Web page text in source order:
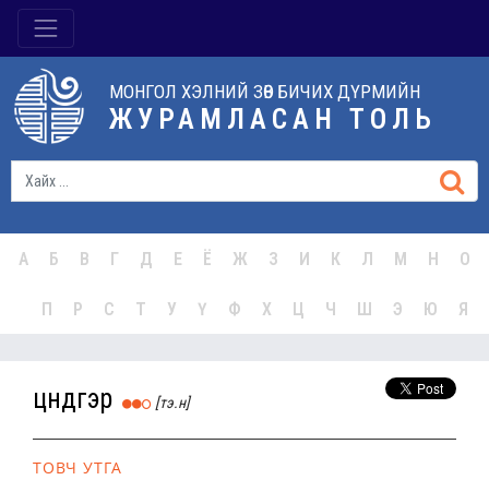
МОНГОЛ ХЭЛНИЙ ЗӨВ БИЧИХ ДҮРМИЙН
ЖУРАМЛАСАН ТОЛЬ
А Б В Г Д Е Ё Ж З И К Л М Н О
П Р С Т У Ү Ф Х Ц Ч Ш Э Ю Я
цүндгэр [тэ.н]
ТОВЧ УТГА